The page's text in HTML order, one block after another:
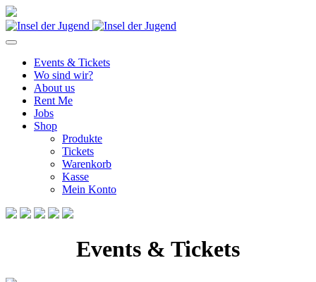
Events & Tickets
Wo sind wir?
About us
Rent Me
Jobs
Shop
Produkte
Tickets
Warenkorb
Kasse
Mein Konto
Events & Tickets